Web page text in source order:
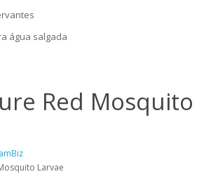
água salgada
Red Mosquito
Larvae